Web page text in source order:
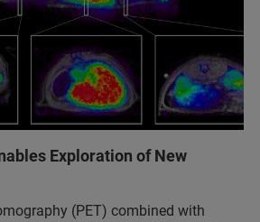
Exploration of New
(PET) combined with